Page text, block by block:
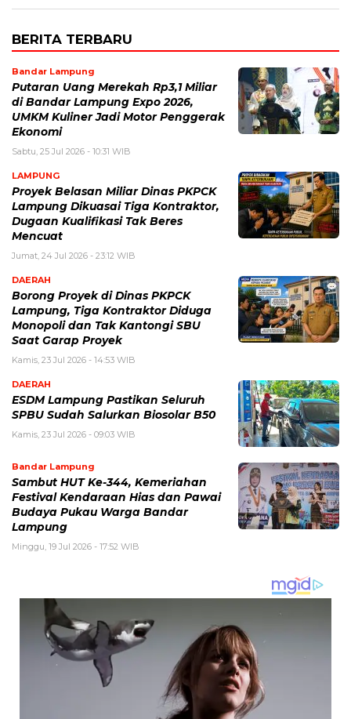
BERITA TERBARU
Bandar Lampung
Putaran Uang Merekah Rp3,1 Miliar
di Bandar Lampung Expo 2026,
UMKM Kuliner Jadi Motor Penggerak
Ekonomi
Sabtu, 25 Jul 2026 - 10:31 WIB
LAMPUNG
Proyek Belasan Miliar Dinas PKPCK
Lampung Dikuasai Tiga Kontraktor,
Dugaan Kualifikasi Tak Beres
Mencuat
Jumat, 24 Jul 2026 - 23:12 WIB
DAERAH
Borong Proyek di Dinas PKPCK
Lampung, Tiga Kontraktor Diduga
Monopoli dan Tak Kantongi SBU
Saat Garap Proyek
Kamis, 23 Jul 2026 - 14:53 WIB
DAERAH
ESDM Lampung Pastikan Seluruh
SPBU Sudah Salurkan Biosolar B50
Kamis, 23 Jul 2026 - 09:03 WIB
Bandar Lampung
Sambut HUT Ke-344, Kemeriahan
Festival Kendaraan Hias dan Pawai
Budaya Pukau Warga Bandar
Lampung
Minggu, 19 Jul 2026 - 17:52 WIB